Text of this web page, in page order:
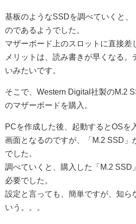
基板のようなSSDを調べていくと、
のであるようでした。
マザーボード上のスロットに直接差
メリットは、読み書きが早くなる。
いみたいです。
そこで、Western Digital社製のM.2
のマザーボードを購入。
PCを作成した後、起動するとOSを
画面となるのですが、「M.2 SSD」
でした。
調べていくと、購入した「M.2 SSD
必要でした。
設定と言っても、簡単ですが、知ら
いう。。。